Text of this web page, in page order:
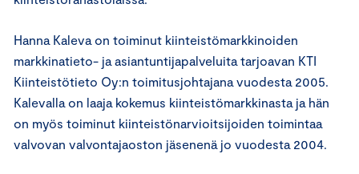
Hanna Kaleva on toiminut kiinteistömarkkinoiden
markkinatieto- ja asiantuntijapalveluita tarjoavan KTI
Kiinteistötieto Oy:n toimitusjohtajana vuodesta 2005.
Kalevalla on laaja kokemus kiinteistömarkkinasta ja hän
on myös toiminut kiinteistönarvioitsijoiden toimintaa
valvovan valvontajaoston jäsenenä jo vuodesta 2004.